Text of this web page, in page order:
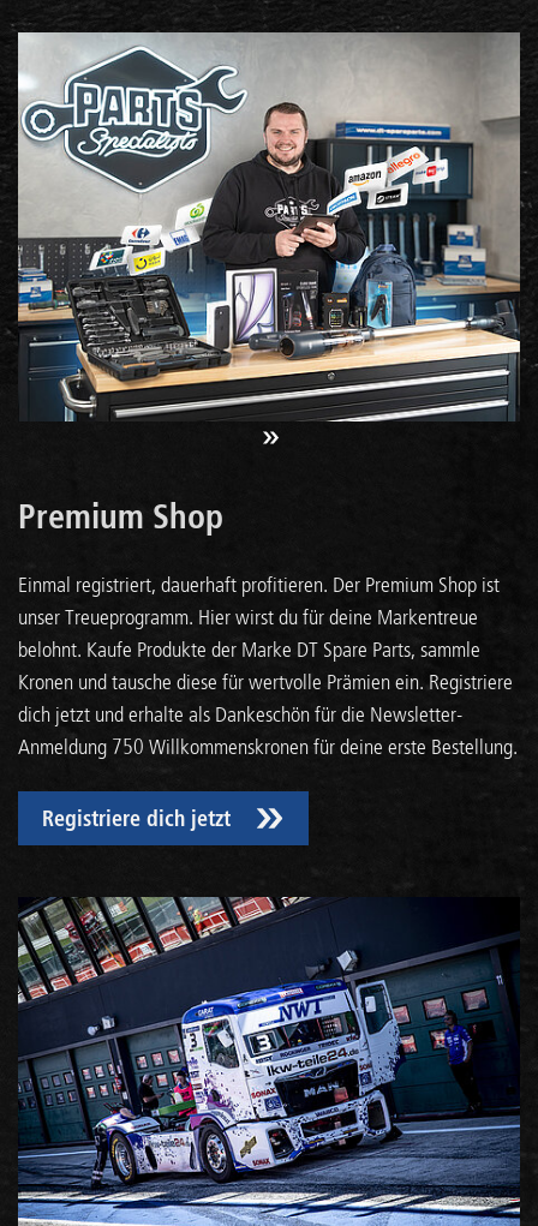
Premium Shop
Einmal registriert, dauerhaft profitieren. Der Premium Shop ist
unser Treueprogramm. Hier wirst du für deine Markentreue
belohnt. Kaufe Produkte der Marke DT Spare Parts, sammle
Kronen und tausche diese für wertvolle Prämien ein. Registriere
dich jetzt und erhalte als Dankeschön für die Newsletter-
Anmeldung 750 Willkommenskronen für deine erste Bestellung.
Registriere dich jetzt